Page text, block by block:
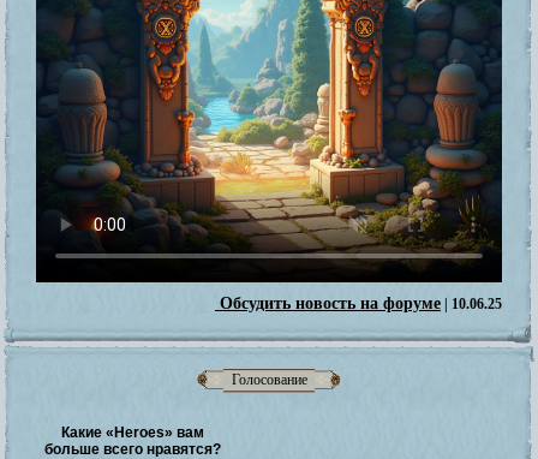
Голосование
Какие «Heroes» вам
больше всего нравятся?
Обсудить новость на форуме | 10.06.25